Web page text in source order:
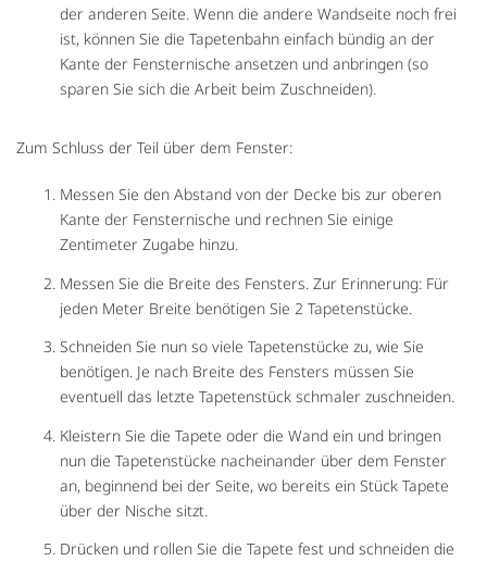
der anderen Seite. Wenn die andere Wandseite noch frei
ist, können Sie die Tapetenbahn einfach bündig an der
Kante der Fensternische ansetzen und anbringen (so
sparen Sie sich die Arbeit beim Zuschneiden).
Zum Schluss der Teil über dem Fenster:
Messen Sie den Abstand von der Decke bis zur oberen
Kante der Fensternische und rechnen Sie einige
Zentimeter Zugabe hinzu.
Messen Sie die Breite des Fensters. Zur Erinnerung: Für
jeden Meter Breite benötigen Sie 2 Tapetenstücke.
Schneiden Sie nun so viele Tapetenstücke zu, wie Sie
benötigen. Je nach Breite des Fensters müssen Sie
eventuell das letzte Tapetenstück schmaler zuschneiden.
Kleistern Sie die Tapete oder die Wand ein und bringen
nun die Tapetenstücke nacheinander über dem Fenster
an, beginnend bei der Seite, wo bereits ein Stück Tapete
über der Nische sitzt.
Drücken und rollen Sie die Tapete fest und schneiden die